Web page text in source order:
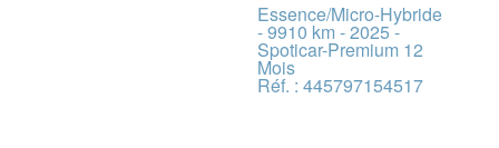
Essence/Micro-Hybride
- 9910 km - 2025 -
Spoticar-Premium 12
Mois
Réf. : 445797154517